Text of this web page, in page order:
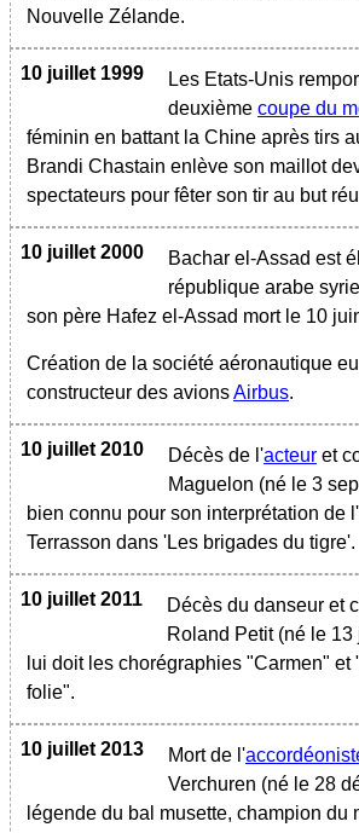
Nouvelle Zélande.
10 juillet 1999
Les Etats-Unis
deuxième coupe du
féminin en battant la Chine après tirs
Brandi Chastain enlève son maillot
spectateurs pour fêter son tir au but
10 juillet 2000
Bachar el-Assad est
république arabe
son père Hafez el-Assad mort le 10
Création de la société aéronautique
constructeur des avionsAirbus.
10 juillet 2010 Décès de l'acteur et
Maguelon (né le 3
bien connu pour son interprétation de
Terrasson dans 'Les brigades du tigre'.
10 juillet 2011
Décès du danseur et
Roland Petit (né le
lui doit les chorégraphies "Carmen" et
folie".
10 juillet 2013 Mort de l'
Verchuren (né le 28
légende du bal musette, champion du